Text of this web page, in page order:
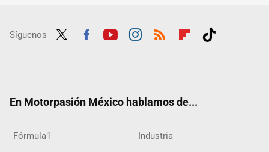
Síguenos
En Motorpasión México hablamos de...
Fórmula1 Industria